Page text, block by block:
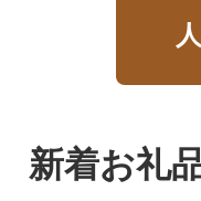
新着お礼